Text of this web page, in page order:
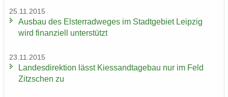
25.11.2015
Aus­bau des Els­ter­rad­we­ges im Stadt­ge­biet Leip­zig
wird fi­nan­zi­ell un­ter­stützt
23.11.2015
Lan­des­di­rek­ti­on lässt Kies­sand­ta­ge­bau nur im Feld
Zitz­schen zu